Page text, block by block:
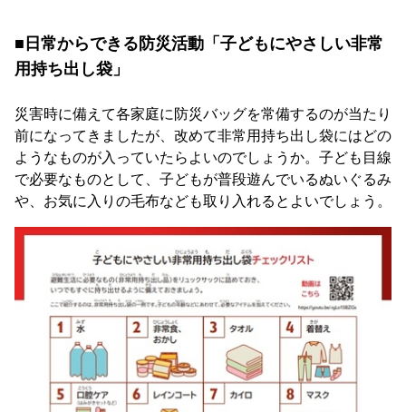
■日常からできる防災活動「子どもにやさしい非常
用持ち出し袋」
災害時に備えて各家庭に防災バッグを常備するのが当たり
前になってきましたが、改めて非常用持ち出し袋にはどの
ようなものが入っていたらよいのでしょうか。子ども目線
で必要なものとして、子どもが普段遊んでいるぬいぐるみ
や、お気に入りの毛布なども取り入れるとよいでしょう。